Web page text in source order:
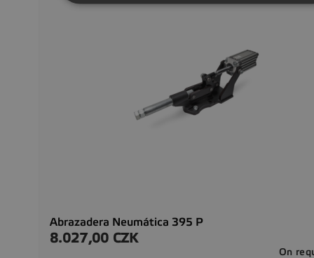
Abrazadera Neumática 395 P
Precio
8.027,00 CZK
On